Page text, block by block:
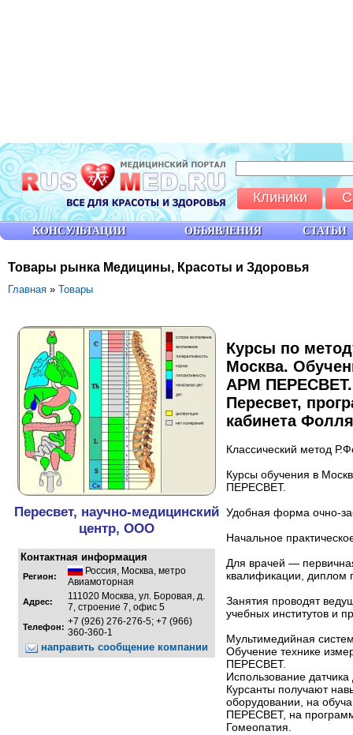
Товары рынка Медицины, Красоты и Здоровья
Главная » Товары
Пересвет, научно-медицинский
центр, ООО
Контактная информация
Регион: Россия, Москва, метро
Авиамоторная
Адрес:
111020 Москва, ул. Боровая, д.
7, строение 7, офис 5
Телефон: +7 (926) 276-276-5; +7 (966)
360-360-1
направить сообщение компании
Курсы по
Москва.
АРМ ПЕРЕСВЕТ.
Пересвет,
кабинета
Классический метод
Курсы обучения в
ПЕРЕСВЕТ.
Удобная форма очно-
Начальное
Для врачей —
квалификации, диплом
Занятия проводят
учебных институтов и
Мультимедийная
Обучение технике
ПЕРЕСВЕТ.
Использование
Курсанты получают
оборудовании, на
ПЕРЕСВЕТ, на
Гомеопатия.
КОНСУЛЬТАЦИИ ОБЪЯВЛЕНИЯ СТАТЬИ
Клиники